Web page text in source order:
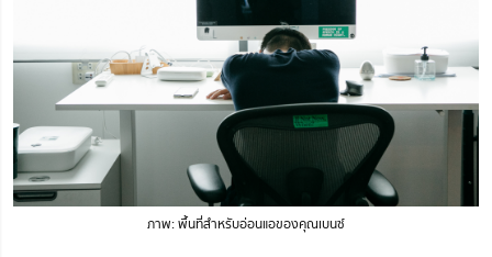
ภาพ: พื้นที่สำหรับอ่อนแอของคุณเบนซ์